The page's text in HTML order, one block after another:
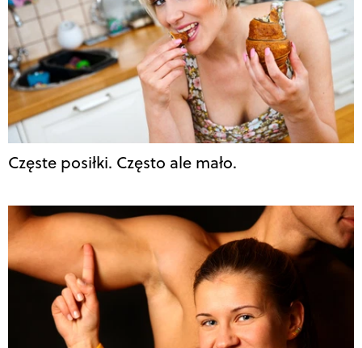
Częste posiłki. Często ale mało.